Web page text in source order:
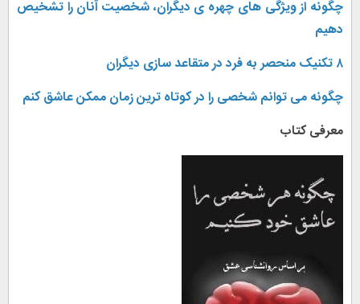
چگونه از ویژگی های چهره ی دیگران، شخصیت آنان را تشخیص
دهیم
۸ تکنیک منحصر به فرد در متقاعد سازی دیگران
چگونه می توانم شخصی را در کوتاه ترین زمان ممکن عاشق کنم
معرفی کتاب